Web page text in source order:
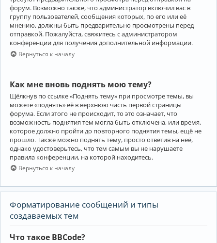
форум. Возможно также, что администратор включил вас в
группу пользователей, сообщения которых, по его или её
мнению, должны быть предварительно просмотрены перед
отправкой. Пожалуйста, свяжитесь с администратором
конференции для получения дополнительной информации.
Вернуться к началу
Как мне вновь поднять мою тему?
Щёлкнув по ссылке «Поднять тему» при просмотре темы, вы
можете «поднять» её в верхнюю часть первой страницы
форума. Если этого не происходит, то это означает, что
возможность поднятия тем могла быть отключена, или время,
которое должно пройти до повторного поднятия темы, ещё не
прошло. Также можно поднять тему, просто ответив на неё,
однако удостоверьтесь, что тем самым вы не нарушаете
правила конференции, на которой находитесь.
Вернуться к началу
Форматирование сообщений и типы
создаваемых тем
Что такое BBCode?